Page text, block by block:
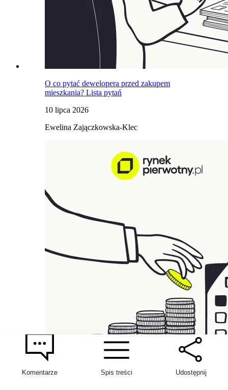
O co pytać dewelopera przed zakupem
mieszkania? Lista pytań
10 lipca 2026
Ewelina Zajączkowska-Klec
Koszt budowy domu w 2026 roku: ile kosztuje
Komentarze Spis treści Udostępnij